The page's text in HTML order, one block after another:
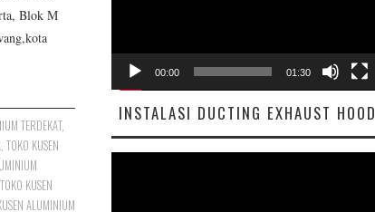
Blok M
TERDEKAT,
, TOKO KUSEN
TOKO KUSEN
ALUMINIUM
00:00 01:30
INSTALASI DUCTING EXHAUST HOOD